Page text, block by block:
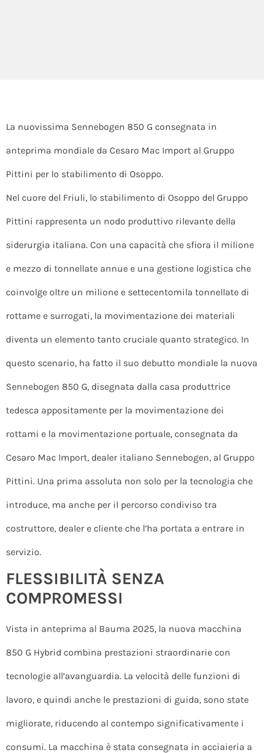
La nuovissima Sennebogen 850 G consegnata in
anteprima mondiale da Cesaro Mac Import al Gruppo
Pittini per lo stabilimento di Osoppo.
Nel cuore del Friuli, lo stabilimento di Osoppo del Gruppo
Pittini rappresenta un nodo produttivo rilevante della
siderurgia italiana. Con una capacità che sfiora il milione
e mezzo di tonnellate annue e una gestione logistica che
coinvolge oltre un milione e settecentomila tonnellate di
rottame e surrogati, la movimentazione dei materiali
diventa un elemento tanto cruciale quanto strategico. In
questo scenario, ha fatto il suo debutto mondiale la nuova
Sennebogen 850 G, disegnata dalla casa produttrice
tedesca appositamente per la movimentazione dei
rottami e la movimentazione portuale, consegnata da
Cesaro Mac Import, dealer italiano Sennebogen, al Gruppo
Pittini. Una prima assoluta non solo per la tecnologia che
introduce, ma anche per il percorso condiviso tra
costruttore, dealer e cliente che l’ha portata a entrare in
servizio.
FLESSIBILITÀ SENZA
COMPROMESSI
Vista in anteprima al Bauma 2025, la nuova macchina
850 G Hybrid combina prestazioni straordinarie con
tecnologie all’avanguardia. La velocità delle funzioni di
lavoro, e quindi anche le prestazioni di guida, sono state
migliorate, riducendo al contempo significativamente i
consumi. La macchina è stata consegnata in acciaieria a